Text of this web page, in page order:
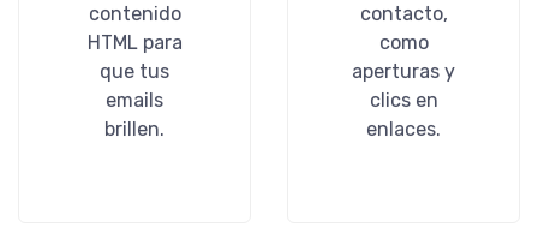
contenido
HTML para
que tus
emails
brillen.
contacto,
como
aperturas y
clics en
enlaces.